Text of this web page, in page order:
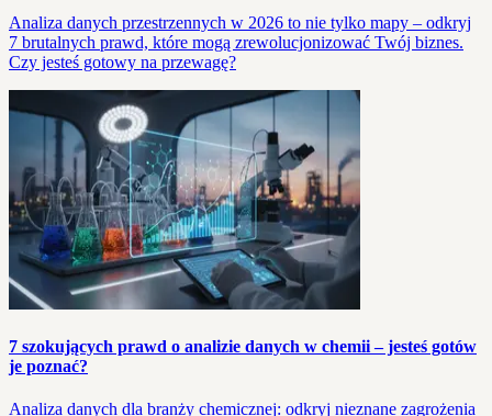
Analiza danych przestrzennych w 2026 to nie tylko mapy – odkryj
7 brutalnych prawd, które mogą zrewolucjonizować Twój biznes.
Czy jesteś gotowy na przewagę?
7 szokujących prawd o analizie danych w chemii – jesteś gotów
je poznać?
Analiza danych dla branży chemicznej: odkryj nieznane zagrożenia